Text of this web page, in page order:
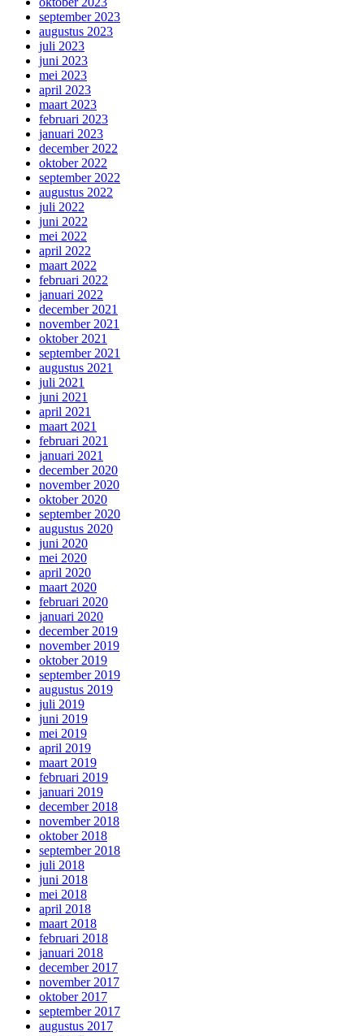
september 2023
augustus 2023
juli 2023
juni 2023
mei 2023
april 2023
maart 2023
februari 2023
januari 2023
december 2022
oktober 2022
september 2022
augustus 2022
juli 2022
juni 2022
mei 2022
april 2022
maart 2022
februari 2022
januari 2022
december 2021
november 2021
oktober 2021
september 2021
augustus 2021
juli 2021
juni 2021
april 2021
maart 2021
februari 2021
januari 2021
december 2020
november 2020
oktober 2020
september 2020
augustus 2020
juni 2020
mei 2020
april 2020
maart 2020
februari 2020
januari 2020
december 2019
november 2019
oktober 2019
september 2019
augustus 2019
juli 2019
juni 2019
mei 2019
april 2019
maart 2019
februari 2019
januari 2019
december 2018
november 2018
oktober 2018
september 2018
juli 2018
juni 2018
mei 2018
april 2018
maart 2018
februari 2018
januari 2018
december 2017
november 2017
oktober 2017
september 2017
augustus 2017